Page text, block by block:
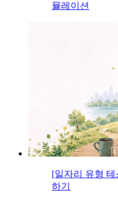
뮬레이션
[일자리 유형
하기